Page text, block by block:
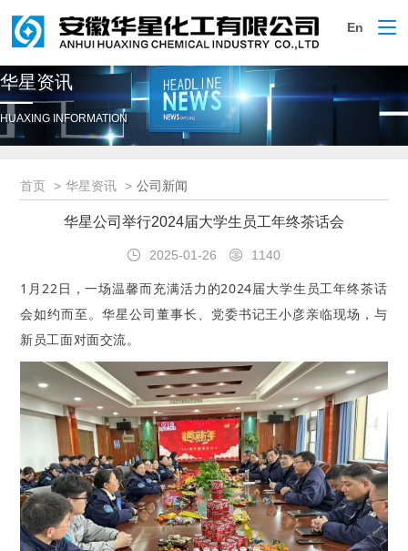
切
航
En
华星资讯
HUAXING INFORMATION
首页 华星资讯 公司新闻
华星公司举行2024届大学生员工年终茶话会
2025-01-26 1140
1月22日，一场温馨而充满活力的2024届大学生员工年终茶话
会如约而至。华星公司董事长、党委书记王小彦亲临现场，与
新员工面对面交流。